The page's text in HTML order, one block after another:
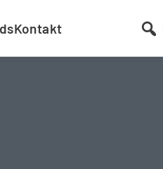
Kontakt